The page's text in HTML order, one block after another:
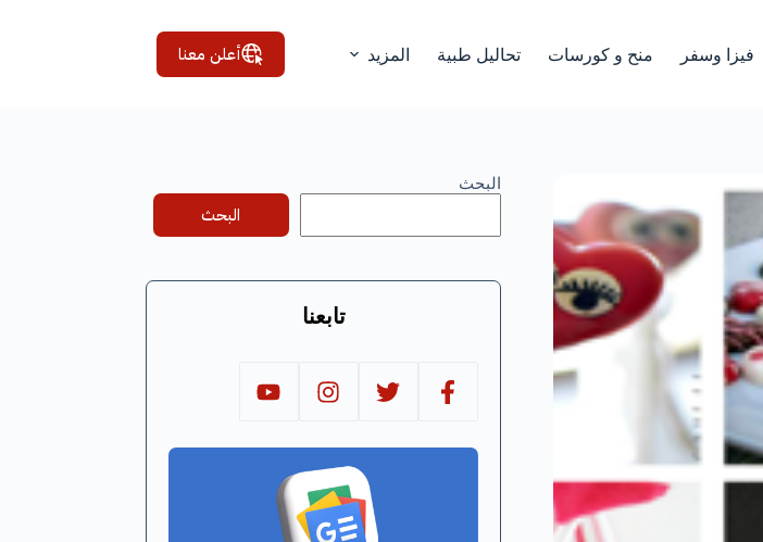
فيزا وسفر منح و كورسات تحاليل طبية المزيد أعلن معنا
البحث
البحث
تابعنا